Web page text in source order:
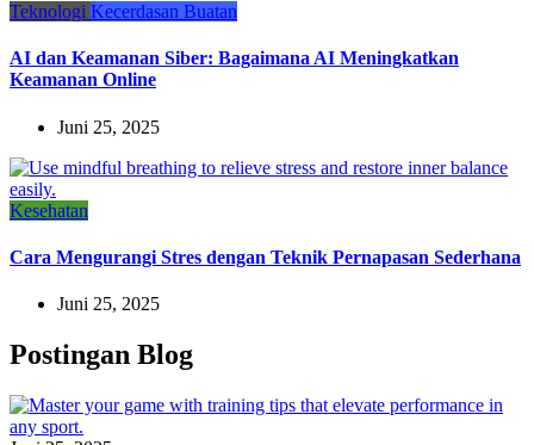
Teknologi Kecerdasan Buatan
AI dan Keamanan Siber: Bagaimana AI Meningkatkan
Keamanan Online
Juni 25, 2025
Kesehatan
Cara Mengurangi Stres dengan Teknik Pernapasan Sederhana
Juni 25, 2025
Postingan Blog